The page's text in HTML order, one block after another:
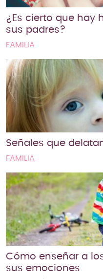
¿Es cierto que hay
sus padres?
FAMILIA
Señales que
FAMILIA
Cómo enseñar a
sus emociones